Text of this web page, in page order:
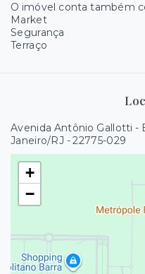
O imóvel conta também
Market
Segurança
Terraço
Avenida Antônio Gallotti -
Janeiro/RJ - 22775-029
+
−